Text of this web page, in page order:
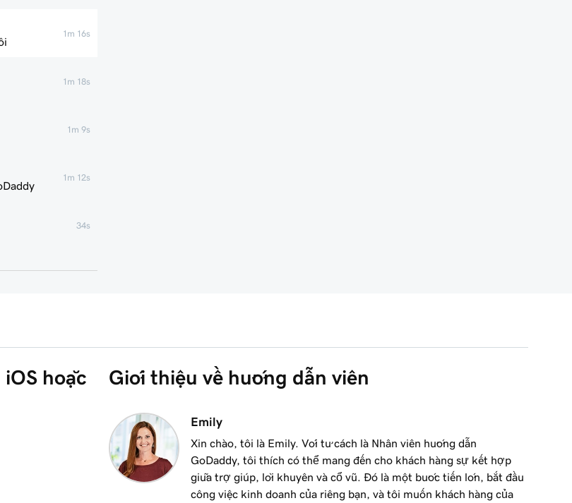
1m 16s
1m 18s
1m 9s
1m 12s
34s
1m 7s
hoặc
Giới thiệu về hướng dẫn viên
Emily
Xin chào, tôi là Emily. Với tư cách là Nhân viên hướng dẫn
GoDaddy, tôi thích có thể mang đến cho khách hàng sự kết hợp
giữa trợ giúp, lời khuyên và cổ vũ. Đó là một bước tiến lớn, bắt đầu
công việc kinh doanh của riêng bạn, và tôi muốn khách hàng của